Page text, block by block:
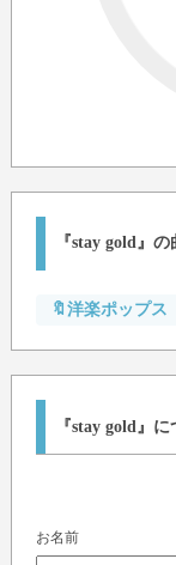
『stay gold』
🔖洋楽ポップス
『stay gold』
お名前